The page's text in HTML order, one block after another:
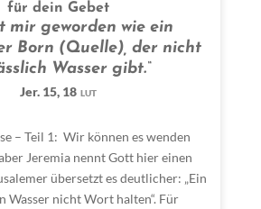
für dein Gebet
mir geworden wie ein
Born (Quelle), der nicht
Wasser gibt.“
Jer. 15, 18 LUT
– Teil 1: Wir können es wenden
Jeremia nennt Gott hier einen
übersetzt es deutlicher: „Ein
Wasser nicht Wort halten“. Für